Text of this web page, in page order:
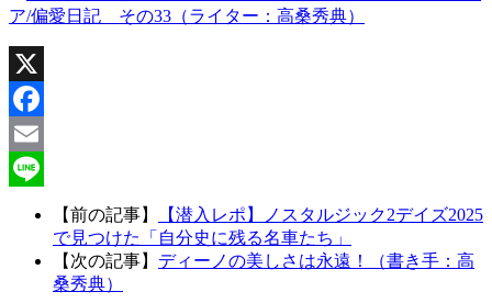
ア/偏愛日記 その33（ライター：高桑秀典）
X
Facebook
Email
【前の記事】
【潜入レポ】ノスタルジック2デイズ2025
で見つけた「自分史に残る名車たち」
【次の記事】 ディーノの美しさは永遠！（書き手：高
桑秀典）